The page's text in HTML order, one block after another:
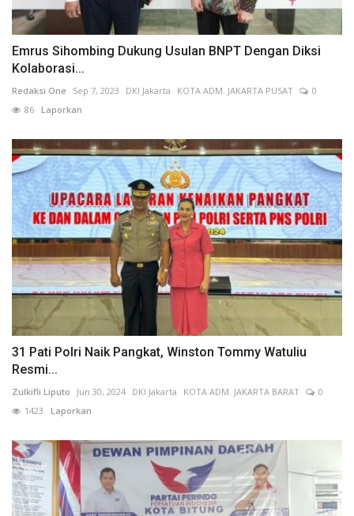
Emrus Sihombing Dukung Usulan BNPT Dengan Diksi
Kolaborasi...
Redaksi One Sep 7, 2023 DKI Jakarta KOTA ADM. JAKARTA PUSAT
0
86 Laporkan
31 Pati Polri Naik Pangkat, Winston Tommy Watuliu
Resmi...
Zulkifli Liputo Jun 30, 2024 DKI Jakarta KOTA ADM. JAKARTA BARAT
0
1423 Laporkan